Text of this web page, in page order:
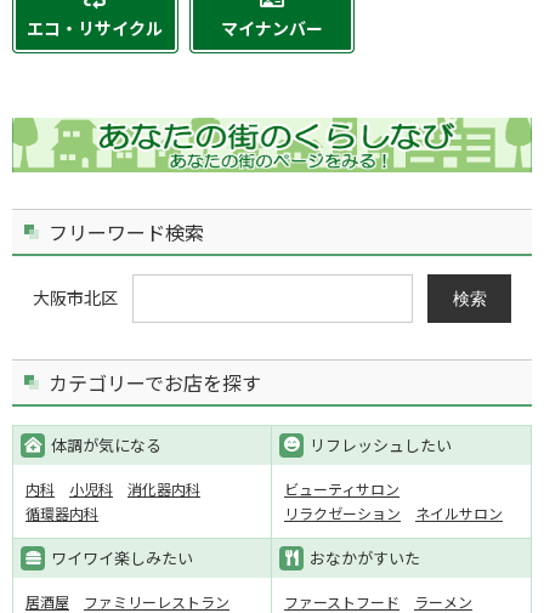
エコ・リサイクル マイナンバー
フリーワード検索
大阪市北区 検索
カテゴリーでお店を探す
体調が気になる
内科 小児科
消化器内科
循環器内科
リフレッシュしたい
ビューティサロン
リラクゼーション
ネイルサロン
ワイワイ楽しみたい
居酒屋
ファミリーレストラン
おなかがすいた
ファーストフード
ラーメン